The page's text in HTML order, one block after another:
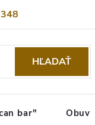
HĽADAŤ
bar" Obuv